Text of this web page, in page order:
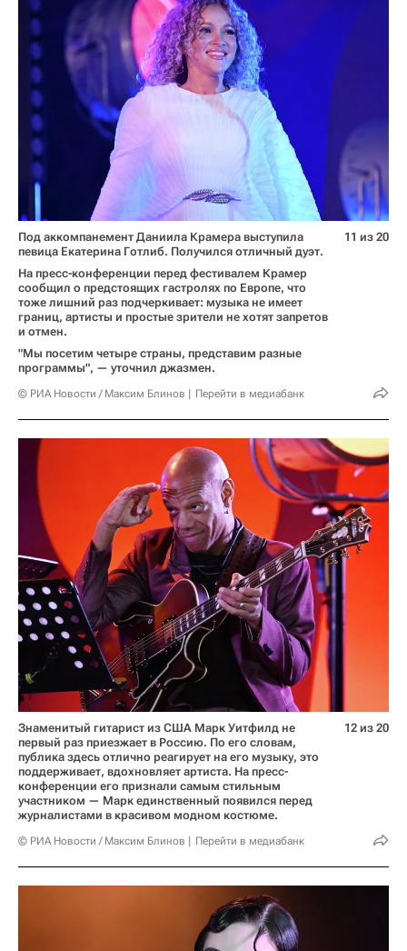
Под аккомпанемент Даниила Крамера выступила
певица Екатерина Готлиб. Получился отличный дуэт.
На пресс-конференции перед фестивалем Крамер
сообщил о предстоящих гастролях по Европе, что
тоже лишний раз подчеркивает: музыка не имеет
границ, артисты и простые зрители не хотят запретов
и отмен.
"Мы посетим четыре страны, представим разные
программы", — уточнил джазмен.
© РИА Новости / Максим Блинов Перейти в медиабанк
11 из 20
Знаменитый гитарист из США Марк Уитфилд не
первый раз приезжает в Россию. По его словам,
публика здесь отлично реагирует на его музыку, это
поддерживает, вдохновляет артиста. На пресс-
конференции его признали самым стильным
участником — Марк единственный появился перед
журналистами в красивом модном костюме.
© РИА Новости / Максим Блинов Перейти в медиабанк
12 из 20